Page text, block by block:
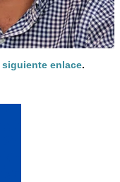
siguiente enlace.